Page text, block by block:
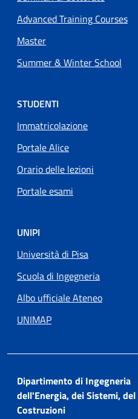
Advanced Training Courses
Master
Summer & Winter School
STUDENTI
Immatricolazione
Portale Alice
Orario delle lezioni
Portale esami
UNIPI
Università di Pisa
Scuola di Ingegneria
Albo ufficiale Ateneo
UNIMAP
Dipartimento di Ingegneria
dell'Energia, dei Sistemi,
Costruzioni